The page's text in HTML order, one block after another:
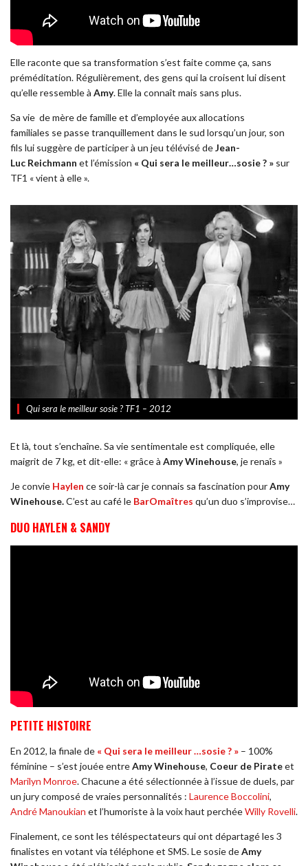
Elle raconte que sa transformation s’est faite comme ça, sans
préméditation. Régulièrement, des gens qui la croisent lui disent
qu’elle ressemble à Amy. Elle la connaît mais sans plus.
Sa vie de mère de famille et d’employée aux allocations
familiales se passe tranquillement dans le sud lorsqu’un jour, son
fils lui suggère de participer à un jeu télévisé deJean-
Luc Reichmann et l’émission « Qui sera le meilleur…sosie ? » sur
TF1 « vient à elle ».
Qui sera le meilleur sosie ? TF1 – 2012
Et là, tout s’enchaîne. Sa vie sentimentale est compliquée, elle
maigrit de 7 kg, et dit-elle: « grâce à Amy Winehouse, je renaîs »
Je convie Haylen ce soir-là car je connais sa fascination pourAmy
Winehouse.C’est au café le BarOmaîtres qu’un duo s’improvise…
DUO HAYLEN & SANDY
PETITE HISTOIRE
En 2012, la finale de « Qui sera le meilleur …sosie ? » – 100%
féminine – s’est jouée entreAmy Winehouse, Coeur de Pirateet
Marilyn Monroe. Chacune a été sélectionnée à l’issue de duels, par
un jury composé de vraies personnalités : Laurence Boccolini,
André Manoukian et l’humoriste à la voix haut perchéeWilly Rovelli.
Finalement, ce sont les téléspectateurs qui ont départagé les 3
finalistes en votant via téléphone et SMS. Le sosie deAmy